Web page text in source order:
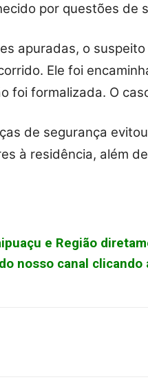
por questões de
apuradas, o
Ele foi
foi formalizada. O
de segurança
à residência, além
e Região
nosso canal clicando